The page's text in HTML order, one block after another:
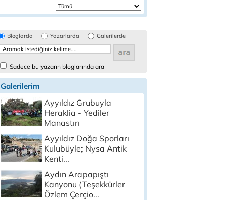
Bloglarda Yazarlarda Galerilerde
Sadece bu yazarın bloglarında ara
Galerilerim
Ayyıldız Grubuyla
Heraklia - Yediler
Manastırı
Ayyıldız Doğa Sporları
Kulubüyle; Nysa Antik
Kenti...
Aydın Arapapıştı
Kanyonu (Teşekkürler
Özlem Çerçio...